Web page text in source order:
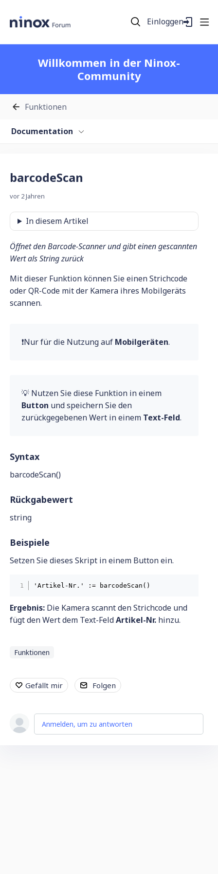
Einloggen
Willkommen in der Ninox-
Community
Funktionen
Documentation
barcodeScan
vor 2 Jahren
In diesem Artikel
Öffnet den Barcode-Scanner und gibt einen gescannten
Wert als String zurück
Mit dieser Funktion können Sie einen Strichcode
oder QR-Code mit der Kamera ihres Mobilgeräts
scannen.
❗Nur für die Nutzung auf Mobilgeräten.
💡 Nutzen Sie diese Funktion in einem
Button und speichern Sie den
zurückgegebenen Wert in einem Text-Feld.
Syntax
barcodeScan()
Rückgabewert
string
Beispiele
Setzen Sie dieses Skript in einem Button ein.
Ergebnis: Die Kamera scannt den Strichcode und
fügt den Wert dem Text-FeldArtikel-Nr. hinzu.
Funktionen
Gefällt mir Folgen
Anmelden, um zu antworten